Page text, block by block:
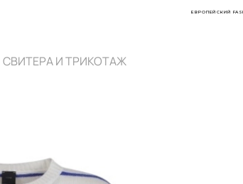
ЕВРОПЕЙСКИЙ
СВИТЕРА И ТРИКОТАЖ